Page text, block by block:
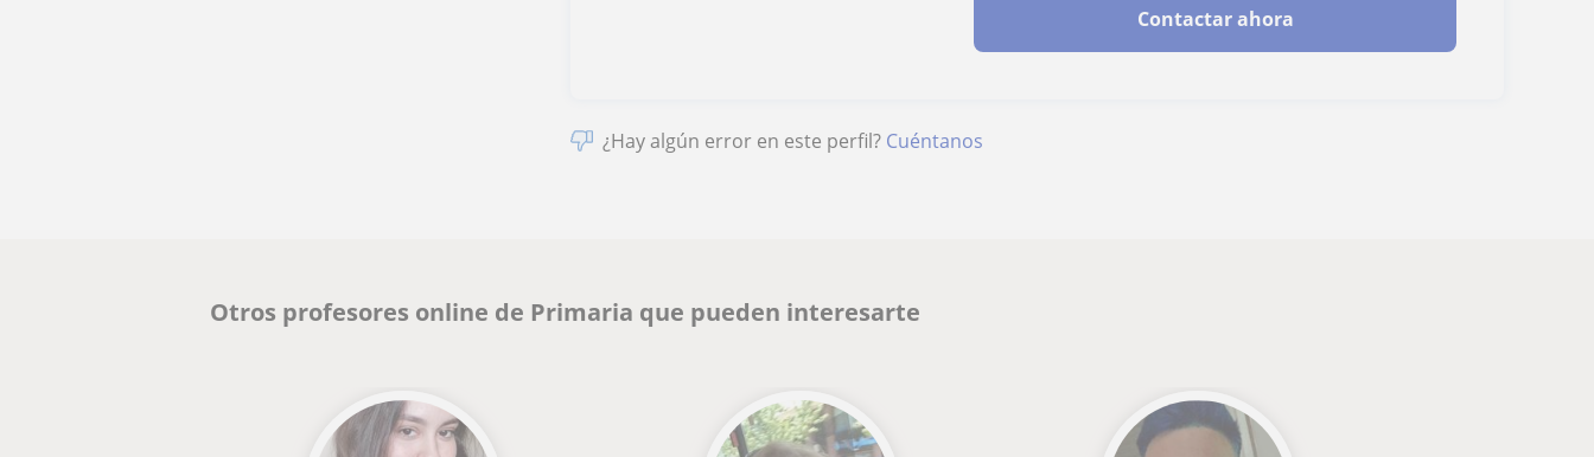
Contactar ahora
¿Hay algún error en este perfil? Cuéntanos
Otros profesores online de Primaria que pueden interesarte